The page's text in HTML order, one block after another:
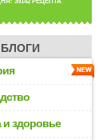
БЛОГИ
и здоровье